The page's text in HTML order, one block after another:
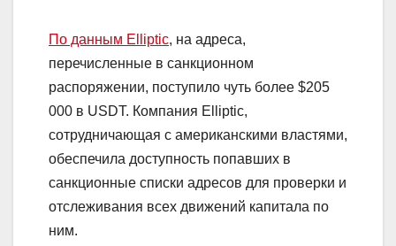
По данным Elliptic, на адреса,
перечисленные в санкционном
распоряжении, поступило чуть более $205
000 в USDT. Компания Elliptic,
сотрудничающая с американскими властями,
обеспечила доступность попавших в
санкционные списки адресов для проверки и
отслеживания всех движений капитала по
ним.